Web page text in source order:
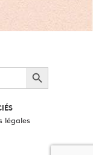
Search Button
légales